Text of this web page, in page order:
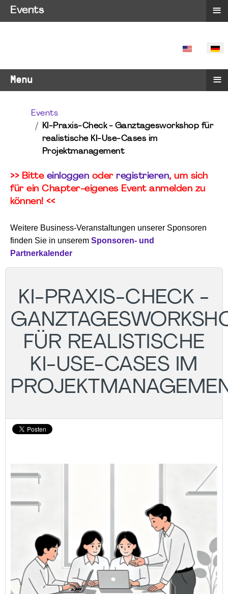
SPRACHE
Menu ≡
Events
KI-Praxis-Check - Ganztagesworkshop für
realistische KI-Use-Cases im
Projektmanagement
>> Bitte einloggen oder registrieren, um sich
für ein Chapter-eigenes Event anmelden zu
können! <<
Weitere Business-Veranstaltungen unserer Sponsoren
finden Sie in unserem Sponsoren- und
Partnerkalender
KI-PRAXIS-CHECK -
FÜR REALISTISCHE
KI-USE-CASES IM
Events ≡